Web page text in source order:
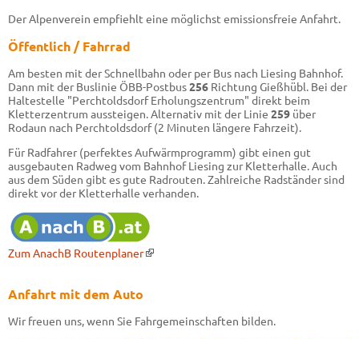
Der Alpenverein empfiehlt eine möglichst emissionsfreie Anfahrt.
Öffentlich / Fahrrad
Am besten mit der Schnellbahn oder per Bus nach Liesing Bahnhof.
Dann mit der Buslinie ÖBB-Postbus256 Richtung Gießhübl. Bei der
Haltestelle "Perchtoldsdorf Erholungszentrum" direkt beim
Kletterzentrum aussteigen. Alternativ mit der Linie 259 über
Rodaun nach Perchtoldsdorf (2 Minuten längere Fahrzeit).
Für Radfahrer (perfektes Aufwärmprogramm) gibt einen gut
ausgebauten Radweg vom Bahnhof Liesing zur Kletterhalle. Auch
aus dem Süden gibt es gute Radrouten. Zahlreiche Radständer sind
direkt vor der Kletterhalle verhanden.
Zum AnachB Routenplaner
Anfahrt mit dem Auto
Wir freuen uns, wenn Sie Fahrgemeinschaften bilden.